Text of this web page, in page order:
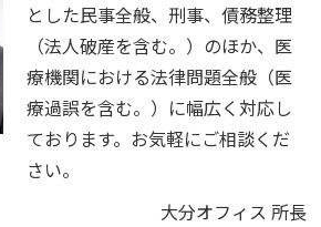
とした民事全般、刑事、債務整理
（法人破産を含む。）のほか、医
療機関における法律問題全般（医
療過誤を含む。）に幅広く対応し
ております。お気軽にご相談くだ
さい。
大分オフィス 所長